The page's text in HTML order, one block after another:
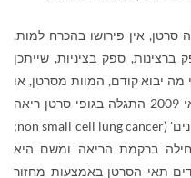
סרטן, אין פירושו בהכרח למות.
ספק בציניות, שייתכן
יבוא קודם, המוות מסרטן, או
התקף הלב הקטלני. בתחילת חודש מאי 2009 התגלה בגופי סרטן ריאה
(
non small cell lung cancer
;
ברקמת הריאה ומשם היא
תאי הסרטן באמצעות מחזור